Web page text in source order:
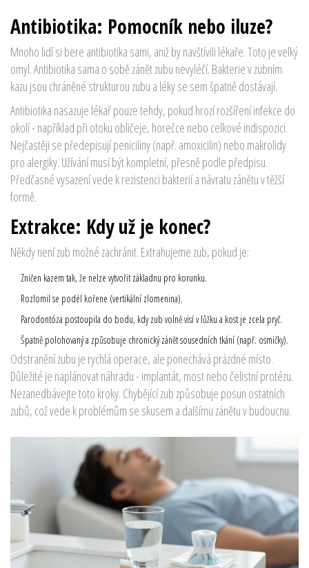
Antibiotika: Pomocník nebo iluze?
Mnoho lidí si bere antibiotika sami, aniž by navštívili lékaře. Toto je velký
omyl. Antibiotika sama o sobě zánět zubu nevyléčí. Bakterie v zubním
kazu jsou chráněné strukturou zubu a léky se sem špatně dostávají.
Antibiotika nasazuje lékař pouze tehdy, pokud hrozí rozšíření infekce do
okolí - například při otoku obličeje, horečce nebo celkové indispozici.
Nejčastěji se předepisují peniciliny (např. amoxicilin) nebo makrolidy
pro alergiky. Užívání musí být kompletní, přesně podle předpisu.
Předčasné vysazení vede k rezistenci bakterií a návratu zánětu v těžší
formě.
Extrakce: Kdy už je konec?
Někdy není zub možné zachránit. Extrahujeme zub, pokud je:
Zničen kazem tak, že nelze vytvořit základnu pro korunku.
Rozlomil se podél kořene (vertikální zlomenina).
Parodontóza postoupila do bodu, kdy zub volně visí v lůžku a kost je zcela pryč.
Špatně polohovaný a způsobuje chronický zánět sousedních tkání (např. osmičky).
Odstranění zubu je rychlá operace, ale ponechává prázdné místo.
Důležité je naplánovat náhradu - implantát, most nebo čelistní protézu.
Nezanedbávejte toto kroky. Chybějící zub způsobuje posun ostatních
zubů, což vede k problémům se skusem a dalšímu zánětu v budoucnu.